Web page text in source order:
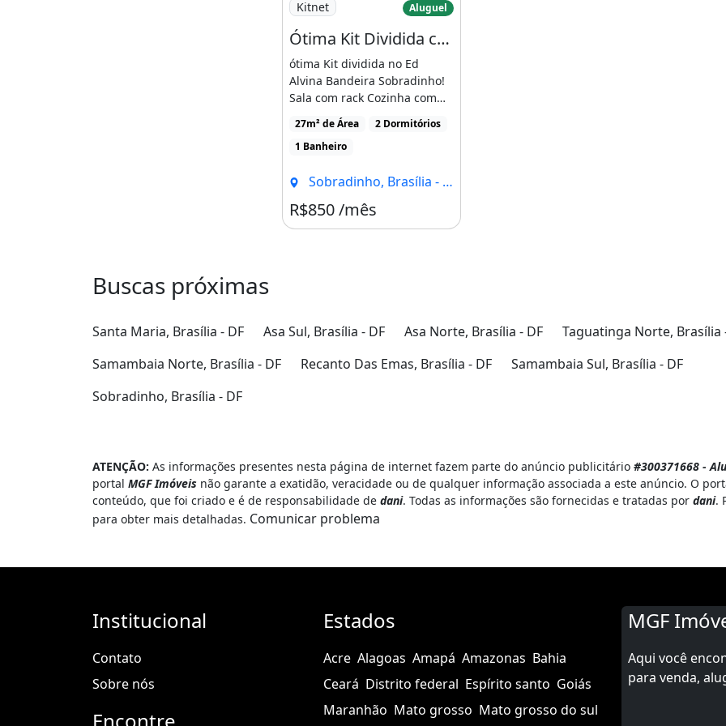
Kitnet Aluguel
Ótima Kit Dividida com 2 Quartos com Armários Sobradinho Df
ótima Kit dividida no Ed
Alvina Bandeira Sobradinho!
Sala com rack Cozinha com
armários e área [...]
27m² de Área
2 Dormitórios
1 Banheiro
Sobradinho, Brasília - DF
R$850 /mês
Buscas próximas
Santa Maria, Brasília - DF Asa Sul, Brasília - DF Asa Norte, Brasília - DF
Taguatinga Norte, Brasília
Samambaia Norte, Brasília - DF
Recanto Das Emas, Brasília - DF
Samambaia Sul, Brasília - DF
Sobradinho, Brasília - DF
ATENÇÃO: As informações presentes nesta página de internet fazem parte do anúncio publicitário #300371668 -
portal MGF Imóveis não garante a exatidão, veracidade ou de qualquer informação associada a este anúncio. O
conteúdo, que foi criado e é de responsabilidade de dani. Todas as informações são fornecidas e tratadas por dani.
para obter mais detalhadas. Comunicar problema
Institucional
Contato
Sobre nós
Encontre
Estados
Acre Alagoas Amapá Amazonas Bahia
Ceará Distrito federal Espírito santo Goiás
Maranhão Mato grosso Mato grosso do sul
MGF
Aqui você
para venda,